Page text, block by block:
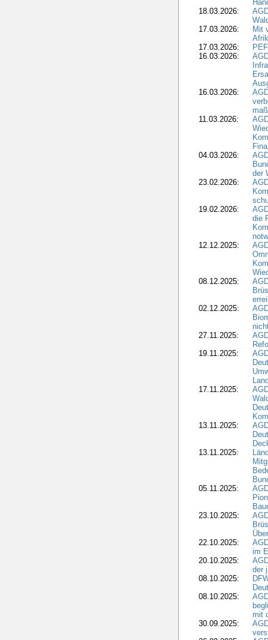
18.03.2026:
17.03.2026:
Mit
17.03.2026:
16.03.2026:
16.03.2026:
11.03.2026:
04.03.2026:
der
23.02.2026:
19.02.2026:
die
12.12.2025:
08.12.2025:
02.12.2025:
27.11.2025:
19.11.2025:
17.11.2025:
13.11.2025:
13.11.2025:
05.11.2025:
23.10.2025:
22.10.2025:
im
20.10.2025:
der
08.10.2025:
08.10.2025:
mit
30.09.2025: